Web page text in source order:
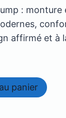
:
affirmé et à
panier